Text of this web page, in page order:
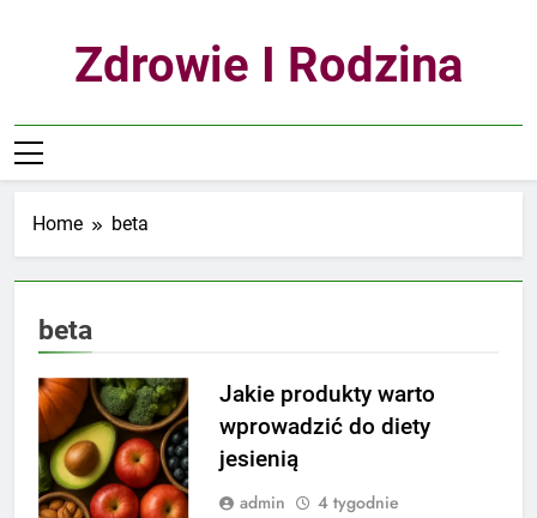
Zdrowie I Rodzina
Home beta
beta
Jakie produkty warto
wprowadzić do diety
jesienią
admin
4 tygodnie